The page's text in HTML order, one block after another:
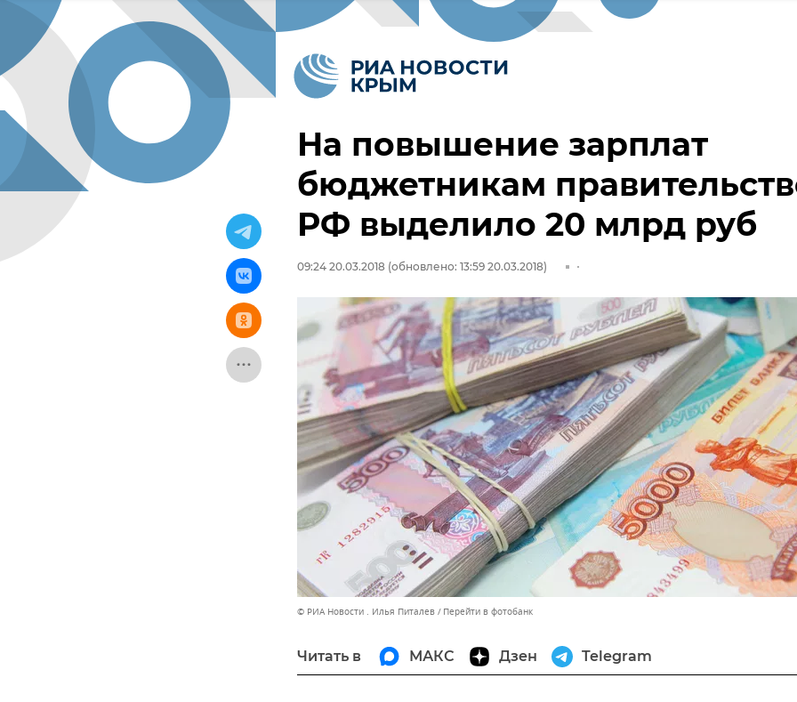
На повышение зарплат
бюджетникам
РФ выделило 20 млрд руб
09:24 20.03.2018 (обновлено: 13:59 20.03.2018)
© РИА Новости . Илья Питалев Перейти в фотобанк
Читать в МАКС Дзен Telegram